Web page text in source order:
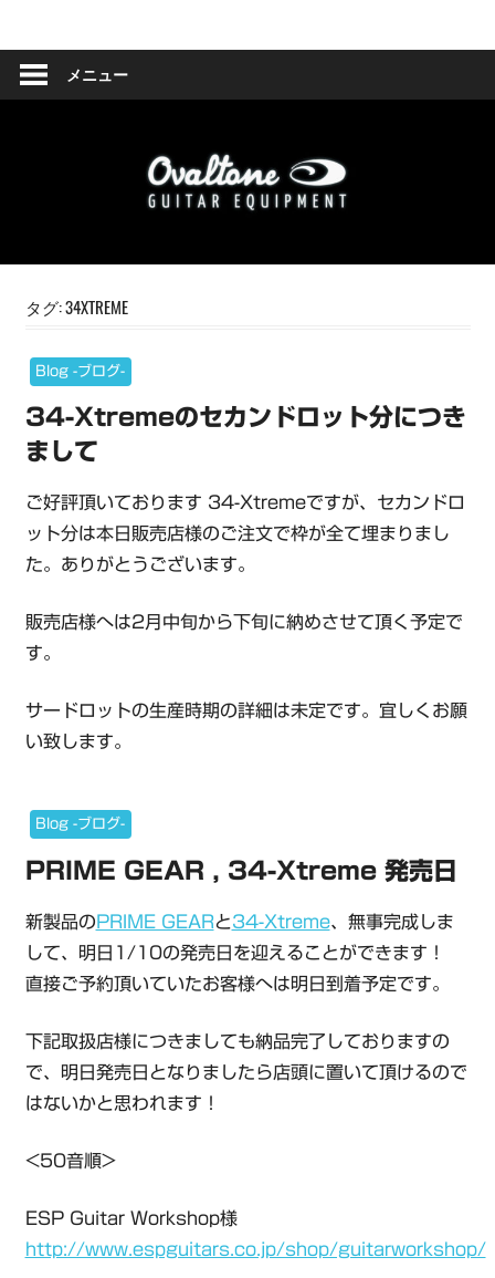
ン
Ovaltone
-
handmade
effect
メニュー
タグ:34XTREME
Blog -ブログ-
34-Xtremeのセカンドロット分につき
まして
ご好評頂いております 34-Xtremeですが、セカンドロ
ット分は本日販売店様のご注文で枠が全て埋まりまし
た。ありがとうございます。
販売店様へは2月中旬から下旬に納めさせて頂く予定で
す。
サードロットの生産時期の詳細は未定です。宜しくお願
い致します。
Blog -ブログ-
PRIME GEAR , 34-Xtreme 発売日
新製品のPRIME GEARと34-Xtreme、無事完成しま
して、明日1/10の発売日を迎えることができます！
直接ご予約頂いていたお客様へは明日到着予定です。
下記取扱店様につきましても納品完了しておりますの
で、明日発売日となりましたら店頭に置いて頂けるので
はないかと思われます！
<50音順>
ESP Guitar Workshop様
http://www.espguitars.co.jp/shop/guitarworkshop/